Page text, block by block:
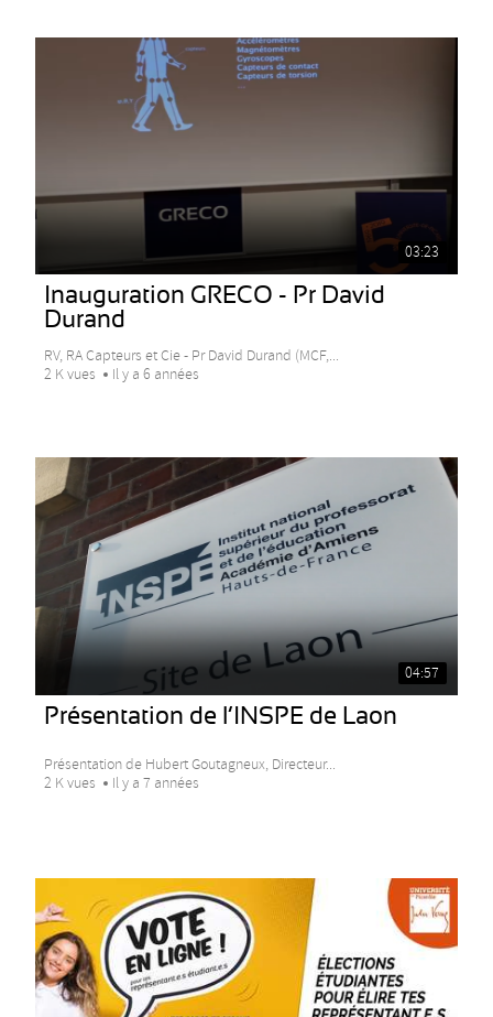
03:23
Inauguration GRECO - Pr David
Durand
RV, RA Capteurs et Cie - Pr David Durand (MCF,...
2 K vues
Il y a 6 années
04:57
Présentation de l’INSPE de Laon
Présentation de Hubert Goutagneux, Directeur...
2 K vues
Il y a 7 années